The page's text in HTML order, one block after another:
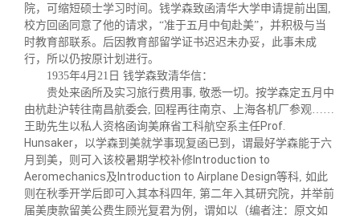
院，可缩短硕士学习时间。钱学森致函清华大学申请提前出国,
校方回函同意了他的请求，“准于五月中旬赴美”，并积极与当
时教育部联系。后因教育部留学证书迟迟未办妥，此事未成
行，所以仍按原计划进行。
1935年4月21日 钱学森致清华信：
贵处来函所及实习旅行费用事, 敬悉一切。按学森定五月中
由杭赴沪转往南昌航委会, 回程再往南京、上海各机厂参观……
王助先生以私人资格函询美麻省工科航空系主任Prof.
Hunsaker， 以学森到美就学事现复函已到，谓最好学森能于六
月到美，则可入该校暑期学校补修 Introduction to
Aeromechanics及 Introduction to Airplane Design等科, 如此
则在秋季开学后即可入其本科四年, 第二年入其研究院，并举前
届美庚款留美公费生顾光复君为例，谓如以（编者注：原文如